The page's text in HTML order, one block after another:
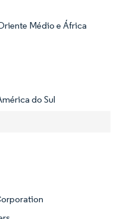
Médio e África
do Sul